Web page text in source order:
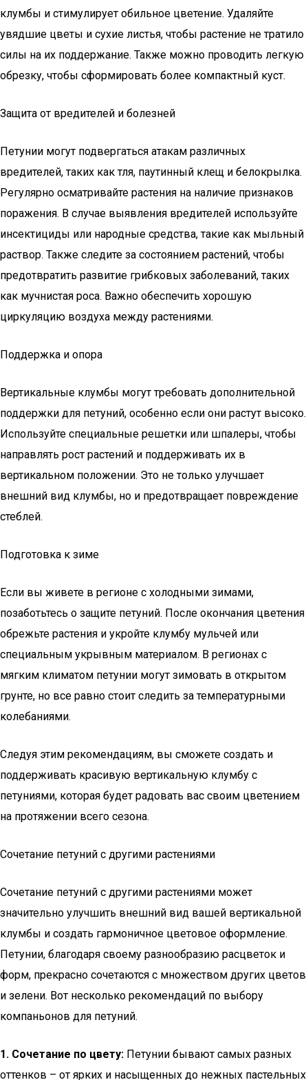
клумбы и стимулирует обильное цветение. Удаляйте
увядшие цветы и сухие листья, чтобы растение не тратило
силы на их поддержание. Также можно проводить легкую
обрезку, чтобы сформировать более компактный куст.
Защита от вредителей и болезней
Петунии могут подвергаться атакам различных
вредителей, таких как тля, паутинный клещ и белокрылка.
Регулярно осматривайте растения на наличие признаков
поражения. В случае выявления вредителей используйте
инсектициды или народные средства, такие как мыльный
раствор. Также следите за состоянием растений, чтобы
предотвратить развитие грибковых заболеваний, таких
как мучнистая роса. Важно обеспечить хорошую
циркуляцию воздуха между растениями.
Поддержка и опора
Вертикальные клумбы могут требовать дополнительной
поддержки для петуний, особенно если они растут высоко.
Используйте специальные решетки или шпалеры, чтобы
направлять рост растений и поддерживать их в
вертикальном положении. Это не только улучшает
внешний вид клумбы, но и предотвращает повреждение
стеблей.
Подготовка к зиме
Если вы живете в регионе с холодными зимами,
позаботьтесь о защите петуний. После окончания цветения
обрежьте растения и укройте клумбу мульчей или
специальным укрывным материалом. В регионах с
мягким климатом петунии могут зимовать в открытом
грунте, но все равно стоит следить за температурными
колебаниями.
Следуя этим рекомендациям, вы сможете создать и
поддерживать красивую вертикальную клумбу с
петуниями, которая будет радовать вас своим цветением
на протяжении всего сезона.
Сочетание петуний с другими растениями
Сочетание петуний с другими растениями может
значительно улучшить внешний вид вашей вертикальной
клумбы и создать гармоничное цветовое оформление.
Петунии, благодаря своему разнообразию расцветок и
форм, прекрасно сочетаются с множеством других цветов
и зелени. Вот несколько рекомендаций по выбору
компаньонов для петуний.
1. Сочетание по цвету: Петунии бывают самых разных
оттенков – от ярких и насыщенных до нежных пастельных